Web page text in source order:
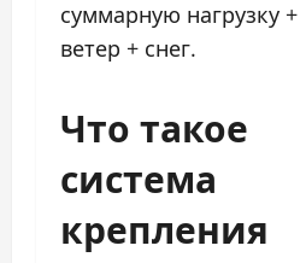
суммарную нагрузку +
ветер + снег.
Что такое
система
крепления